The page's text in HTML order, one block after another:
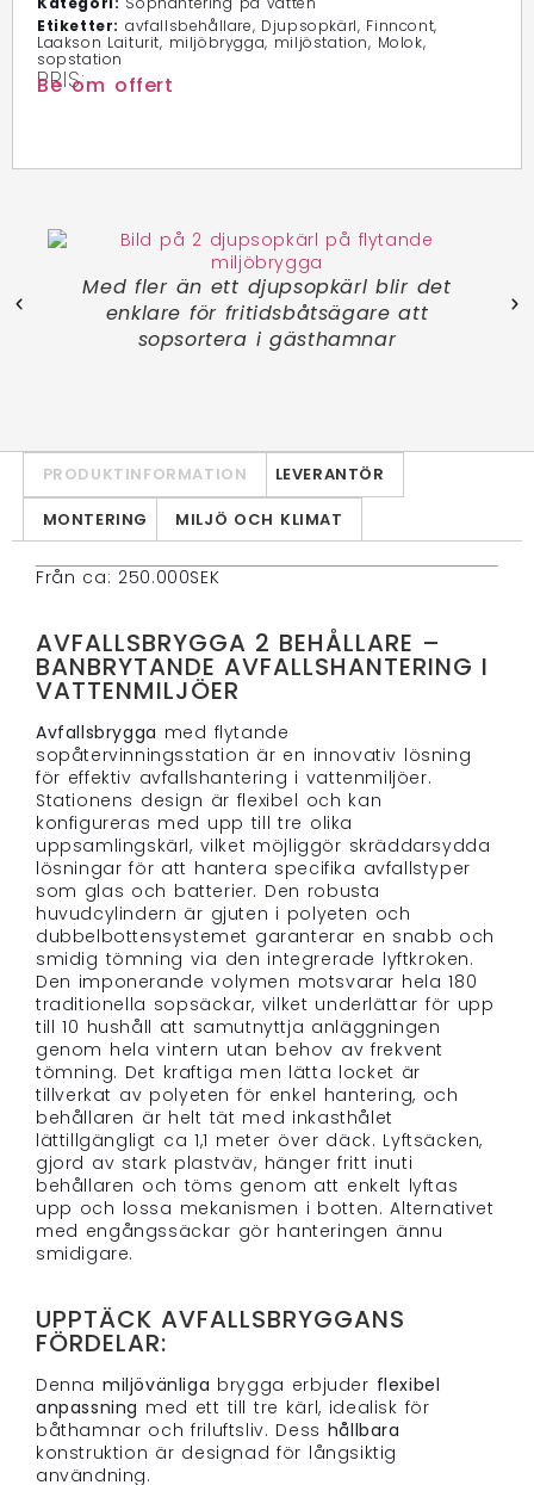
Etiketter: avfallsbehållare, Djupsopkärl, Finncont,
Laakson Laiturit, miljöbrygga, miljöstation, Molok,
sopstation
PRIS:
Be om offert
Med fler än ett djupsopkärl blir det
enklare för fritidsbåtsägare att
sopsortera i gästhamnar
PRODUKTINFORMATION
LEVERANTÖR
MONTERING
MILJÖ OCH KLIMAT
Från ca: 250.000SEK
AVFALLSBRYGGA 2 BEHÅLLARE –
BANBRYTANDE AVFALLSHANTERING I
VATTENMILJÖER
Avfallsbrygga med flytande
sopåtervinningsstation är en innovativ lösning
för effektiv avfallshantering i vattenmiljöer.
Stationens design är flexibel och kan
konfigureras med upp till tre olika
uppsamlingskärl, vilket möjliggör skräddarsydda
lösningar för att hantera specifika avfallstyper
som glas och batterier. Den robusta
huvudcylindern är gjuten i polyeten och
dubbelbottensystemet garanterar en snabb och
smidig tömning via den integrerade lyftkroken.
Den imponerande volymen motsvarar hela 180
traditionella sopsäckar, vilket underlättar för upp
till 10 hushåll att samutnyttja anläggningen
genom hela vintern utan behov av frekvent
tömning. Det kraftiga men lätta locket är
tillverkat av polyeten för enkel hantering, och
behållaren är helt tät med inkasthålet
lättillgängligt ca 1,1 meter över däck. Lyftsäcken,
gjord av stark plastväv, hänger fritt inuti
behållaren och töms genom att enkelt lyftas
upp och lossa mekanismen i botten. Alternativet
med engångssäckar gör hanteringen ännu
smidigare.
UPPTÄCK AVFALLSBRYGGANS
FÖRDELAR:
Denna miljövänliga brygga erbjuder flexibel
anpassning med ett till tre kärl, idealisk för
båthamnar och friluftsliv. Dess hållbara
konstruktion är designad för långsiktig
användning.